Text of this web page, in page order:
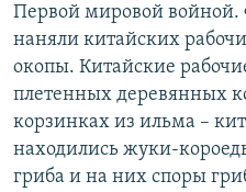
Первой мировой
наняли китайских
окопы. Китайские
плетенных деревянных
корзинках из ильма –
находились жуки-
гриба и на них споры